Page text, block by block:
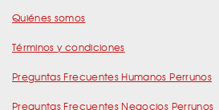
Quiénes somos
Términos y condiciones
Preguntas Frecuentes Humanos Perrunos
Preguntas Frecuentes Negocios Perrunos